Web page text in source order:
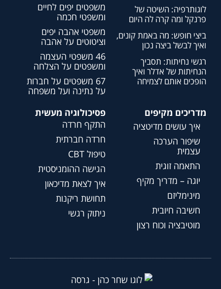
לוגותרפיה: השיטה של
פרנקל ומה קרה לה היום
ביצי חופש: מה באמת קונים,
ואיך לבשל ביצה נכון
רגשי נחיתות: תסביך
הנחיתות של אדלר ואיך
הופכים אותם לצמיחה
משפטים יפים לחיים
ומשפטי חכמה
משפטי אהבה יפים
וציטוטים על אהבה
46 משפטי העצמה
ומשפטים על הצלחה
67 משפטים על חברות
על נתינה ועל משפחה
מדריכים מקיפים
איך עושים מדיטציה
שיפור הערכה
עצמית
התאמה זוגית
יוגה – מדריך מקיף
מינימליזם
חשיבה חיובית
מוטיבציה וכוח רצון
פסיכולוגיה מעשית
התקף חרדה
חרדה חברתית
טיפול CBT
הגישה ההומניסטית
איך לצאת מדיכאון
תחושת ריקנות
ניתוק רגשי